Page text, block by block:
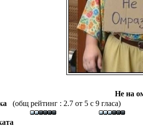
Не на
(общ рейтинг : 2.7 от 5 с 9 гласа)